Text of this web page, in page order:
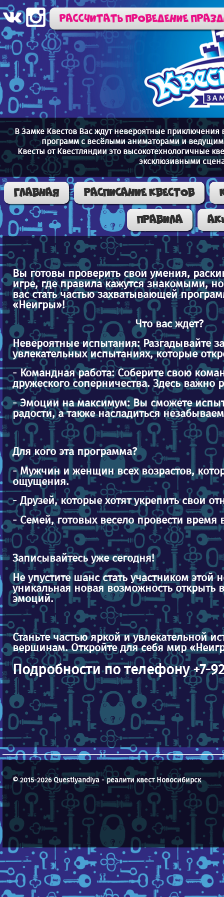
Рассчитать проведение
В Замке Квестов Вас ждут невероятные
программ с весёлыми аниматорами и
Квесты от Квестляндии это высокотехнологичные
эксклюзивными
Главная Расписание квестов
Правила
Вы готовы проверить свои умения,
игре, где правила кажутся знакомыми,
вас стать частью захватывающей
«Неигры»!
Что вас ждет?
Невероятные испытания: Разгадывайте
увлекательных испытаниях, которые
- Командная работа: Соберите свою
дружеского соперничества. Здесь важно
- Эмоции на максимум: Вы сможете
радости, а также насладиться
Для кого эта программа?
- Мужчин и женщин всех возрастов,
ощущения.
- Друзей, которые хотят укрепить свои
- Семей, готовых весело провести
Записывайтесь уже сегодня!
Не упустите шанс стать участником
уникальная новая возможность открыть
эмоций.
Станьте частью яркой и увлекательной
вершинам. Откройте для себя мир
Подробности по телефону +7-
© 2015-2026 Questlyandiya - реалити квест Новосибирск